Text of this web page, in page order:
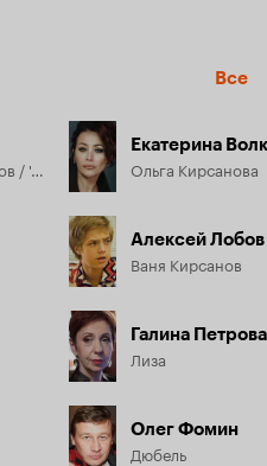
Все
Екатерина
Ольга Кирсанова
Алексей Лобов
Ваня Кирсанов
Галина Петрова
Лиза
Олег Фомин
Дюбель